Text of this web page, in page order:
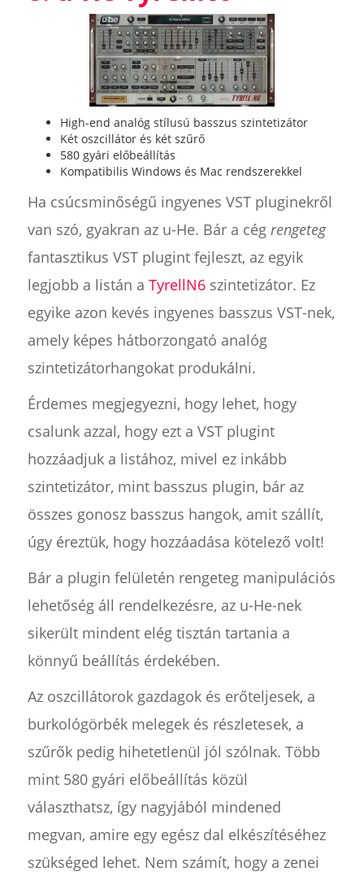
High-end analóg stílusú basszus szintetizátor
Két oszcillátor és két szűrő
580 gyári előbeállítás
Kompatibilis Windows és Mac rendszerekkel
Ha csúcsminőségű ingyenes VST pluginekről
van szó, gyakran az u-He. Bár a cég rengeteg
fantasztikus VST plugint fejleszt, az egyik
legjobb a listán a TyrellN6szintetizátor. Ez
egyike azon kevés ingyenes basszus VST-nek,
amely képes hátborzongató analóg
szintetizátorhangokat produkálni.
Érdemes megjegyezni, hogy lehet, hogy
csalunk azzal, hogy ezt a VST plugint
hozzáadjuk a listához, mivel ez inkább
szintetizátor, mint basszus plugin, bár az
összes gonosz basszus hangok, amit szállít,
úgy éreztük, hogy hozzáadása kötelező volt!
Bár a plugin felületén rengeteg manipulációs
lehetőség áll rendelkezésre, az u-He-nek
sikerült mindent elég tisztán tartania a
könnyű beállítás érdekében.
Az oszcillátorok gazdagok és erőteljesek, a
burkológörbék melegek és részletesek, a
szűrők pedig hihetetlenül jól szólnak. Több
mint 580 gyári előbeállítás közül
választhatsz, így nagyjából mindened
megvan, amire egy egész dal elkészítéséhez
szükséged lehet. Nem számít, hogy a zenei